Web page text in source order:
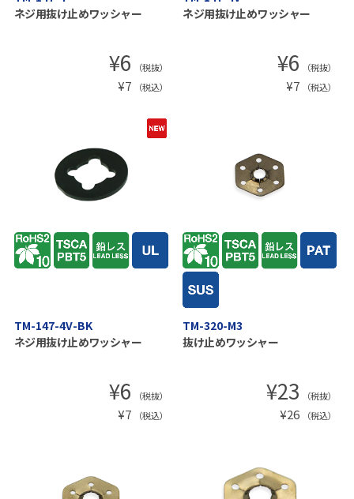
ネジ用抜け止めワッシャー
¥6 （税抜）
¥7 （税込）
ネジ用抜け止めワッシャー
¥6 （税抜）
¥7 （税込）
TM-147-4V-BK
ネジ用抜け止めワッシャー
¥6 （税抜）
¥7 （税込）
TM-320-M3
抜け止めワッシャー
¥23 （税抜）
¥26 （税込）